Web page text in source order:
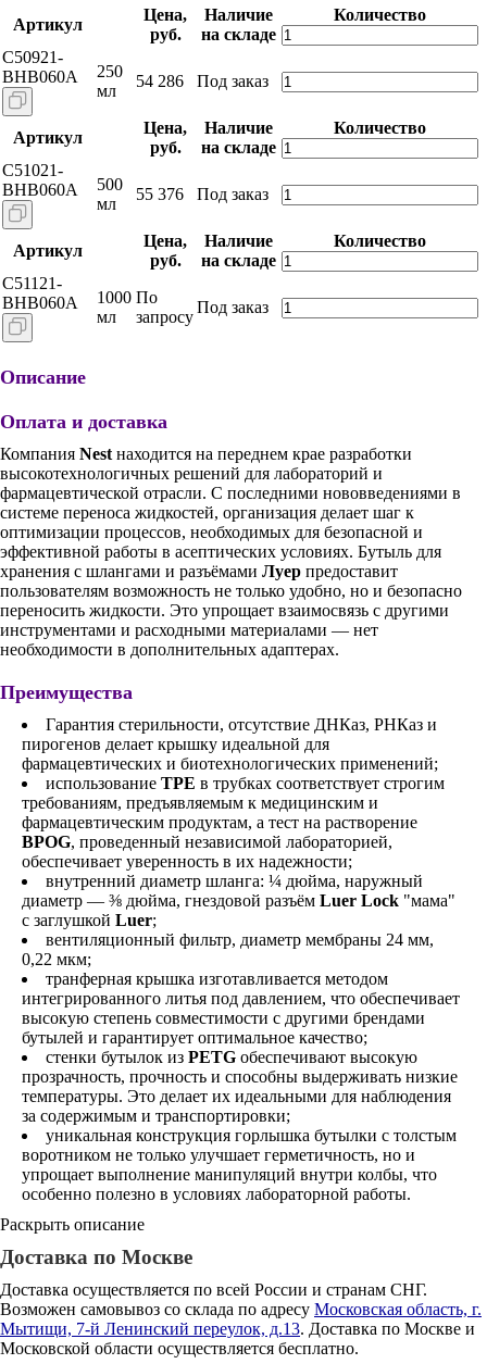
Артикул
Цена,
руб.
Наличие
на складе
Количество
C50921-
BHB060A
250
мл
54 286 Под заказ
Артикул
Цена,
руб.
Наличие
на складе
Количество
C51021-
BHB060A
500
мл
55 376 Под заказ
Артикул
Цена,
руб.
Наличие
на складе
Количество
C51121-
BHB060A
1000
мл
По
запросу
Под заказ
Описание
Оплата и доставка
Компания Nest находится на переднем крае разработки
высокотехнологичных решений для лабораторий и
фармацевтической отрасли. С последними нововведениями в
системе переноса жидкостей, организация делает шаг к
оптимизации процессов, необходимых для безопасной и
эффективной работы в асептических условиях. Бутыль для
хранения с шлангами и разъёмами Луер предоставит
пользователям возможность не только удобно, но и безопасно
переносить жидкости. Это упрощает взаимосвязь с другими
инструментами и расходными материалами — нет
необходимости в дополнительных адаптерах.
Преимущества
Гарантия стерильности, отсутствие ДНКаз, РНКаз и
пирогенов делает крышку идеальной для
фармацевтических и биотехнологических применений;
использование TPE в трубках соответствует строгим
требованиям, предъявляемым к медицинским и
фармацевтическим продуктам, а тест на растворение
BPOG, проведенный независимой лабораторией,
обеспечивает уверенность в их надежности;
внутренний диаметр шланга: ¼ дюйма, наружный
диаметр — ⅜ дюйма, гнездовой разъём Luer Lock "мама"
с заглушкой Luer;
вентиляционный фильтр, диаметр мембраны 24 мм,
0,22 мкм;
транферная крышка изготавливается методом
интегрированного литья под давлением, что обеспечивает
высокую степень совместимости с другими брендами
бутылей и гарантирует оптимальное качество;
стенки бутылок из PETG обеспечивают высокую
прозрачность, прочность и способны выдерживать низкие
температуры. Это делает их идеальными для наблюдения
за содержимым и транспортировки;
уникальная конструкция горлышка бутылки с толстым
воротником не только улучшает герметичность, но и
упрощает выполнение манипуляций внутри колбы, что
особенно полезно в условиях лабораторной работы.
Раскрыть описание
Доставка по Москве
Доставка осуществляется по всей России и странам СНГ.
Возможен самовывоз со склада по адресу Московская область, г.
Мытищи, 7-й Ленинский переулок, д.13. Доставка по Москве и
Московской области осуществляется бесплатно.